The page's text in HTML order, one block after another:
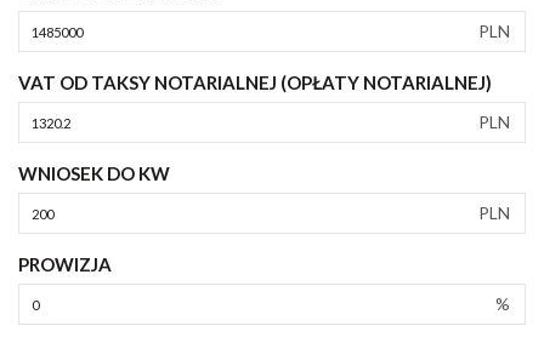
PLN
VAT OD TAKSY NOTARIALNEJ (OPŁATY NOTARIALNEJ)
PLN
WNIOSEK DO KW
PLN
PROWIZJA
%